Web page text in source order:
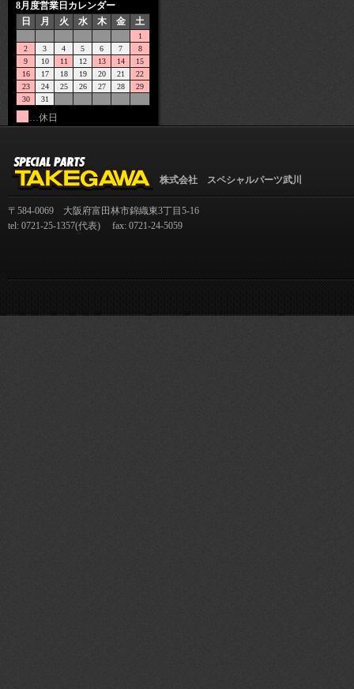
8月度営業日カレンダー
日
月 火 水 木 金 土
1
2
3 4 5 6 7
8
9
10 11 12 13 14
15
16
17 18 19 20 21
22
23
24 25 26 27 28
29
30
31
…休日
株式会社 スペシャルパーツ武川
〒584-0069 大阪府富田林市錦織東3丁目5-16
tel: 0721-25-1357(代表) fax: 0721-24-5059